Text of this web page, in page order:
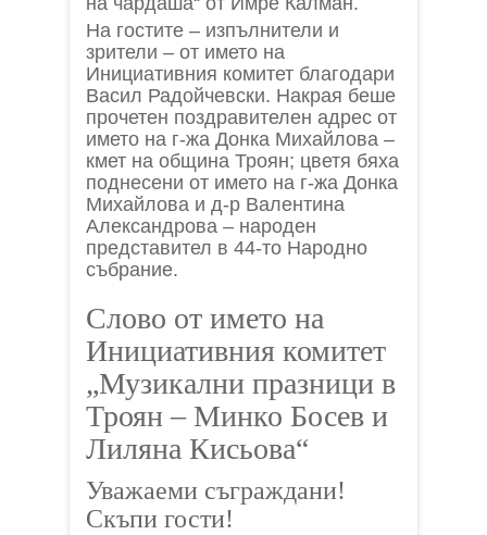
На гостите – изпълнители и
зрители – от името на
Инициативния комитет благодари
Васил Радойчевски. Накрая беше
прочетен поздравителен адрес от
името на г-жа Донка Михайлова –
кмет на община Троян; цветя бяха
поднесени от името на г-жа Донка
Михайлова и д-р Валентина
Александрова – народен
представител в 44-то Народно
събрание.
Слово от името на
Инициативния комитет
„Музикални празници в
Троян – Минко Босев и
Лиляна Кисьова“
Уважаеми съграждани!
Скъпи гости!